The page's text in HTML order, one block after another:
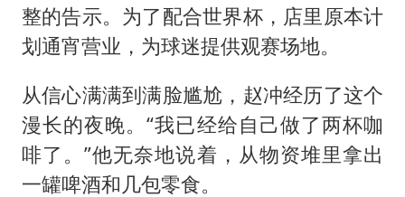
整的告示。为了配合世界杯，店里原本计
划通宵营业，为球迷提供观赛场地。
从信心满满到满脸尴尬，赵冲经历了这个
漫长的夜晚。“我已经给自己做了两杯咖
啡了。”他无奈地说着，从物资堆里拿出
一罐啤酒和几包零食。